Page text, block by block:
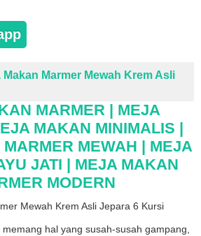
Makan Marmer Mewah Krem Asli
MARMER | MEJA
MAKAN MINIMALIS |
MEWAH | MEJA
JATI | MEJA MAKAN
MODERN
Mewah Krem Asli Jepara 6 Kursi
hal yang susah-susah gampang,